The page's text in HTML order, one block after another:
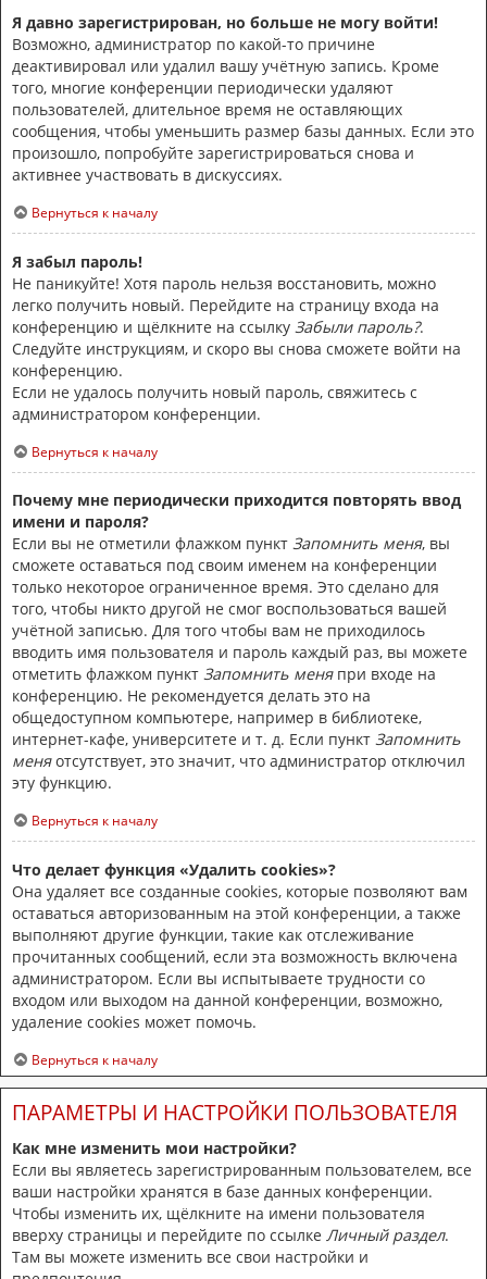
Я давно зарегистрирован, но больше не могу войти!
Возможно, администратор по какой-то причине
деактивировал или удалил вашу учётную запись. Кроме
того, многие конференции периодически удаляют
пользователей, длительное время не оставляющих
сообщения, чтобы уменьшить размер базы данных. Если это
произошло, попробуйте зарегистрироваться снова и
активнее участвовать в дискуссиях.
Вернуться к началу
Я забыл пароль!
Не паникуйте! Хотя пароль нельзя восстановить, можно
легко получить новый. Перейдите на страницу входа на
конференцию и щёлкните на ссылку Забыли пароль?.
Следуйте инструкциям, и скоро вы снова сможете войти на
конференцию.
Если не удалось получить новый пароль, свяжитесь с
администратором конференции.
Вернуться к началу
Почему мне периодически приходится повторять ввод
имени и пароля?
Если вы не отметили флажком пункт Запомнить меня, вы
сможете оставаться под своим именем на конференции
только некоторое ограниченное время. Это сделано для
того, чтобы никто другой не смог воспользоваться вашей
учётной записью. Для того чтобы вам не приходилось
вводить имя пользователя и пароль каждый раз, вы можете
отметить флажком пункт Запомнить меняпри входе на
конференцию. Не рекомендуется делать это на
общедоступном компьютере, например в библиотеке,
интернет-кафе, университете и т. д. Если пункт Запомнить
меняотсутствует, это значит, что администратор отключил
эту функцию.
Вернуться к началу
Что делает функция «Удалить cookies»?
Она удаляет все созданные cookies, которые позволяют вам
оставаться авторизованным на этой конференции, а также
выполняют другие функции, такие как отслеживание
прочитанных сообщений, если эта возможность включена
администратором. Если вы испытываете трудности со
входом или выходом на данной конференции, возможно,
удаление cookies может помочь.
Вернуться к началу
ПАРАМЕТРЫ И НАСТРОЙКИ ПОЛЬЗОВАТЕЛЯ
Как мне изменить мои настройки?
Если вы являетесь зарегистрированным пользователем, все
ваши настройки хранятся в базе данных конференции.
Чтобы изменить их, щёлкните на имени пользователя
вверху страницы и перейдите по ссылке Личный раздел.
Там вы можете изменить все свои настройки и